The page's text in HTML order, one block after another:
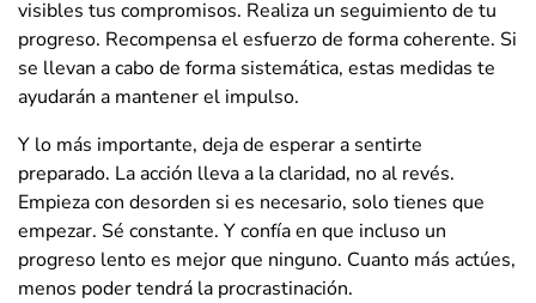
visibles tus compromisos. Realiza un seguimiento de tu
progreso. Recompensa el esfuerzo de forma coherente. Si
se llevan a cabo de forma sistemática, estas medidas te
ayudarán a mantener el impulso.
Y lo más importante, deja de esperar a sentirte
preparado. La acción lleva a la claridad, no al revés.
Empieza con desorden si es necesario, solo tienes que
empezar. Sé constante. Y confía en que incluso un
progreso lento es mejor que ninguno. Cuanto más actúes,
menos poder tendrá la procrastinación.